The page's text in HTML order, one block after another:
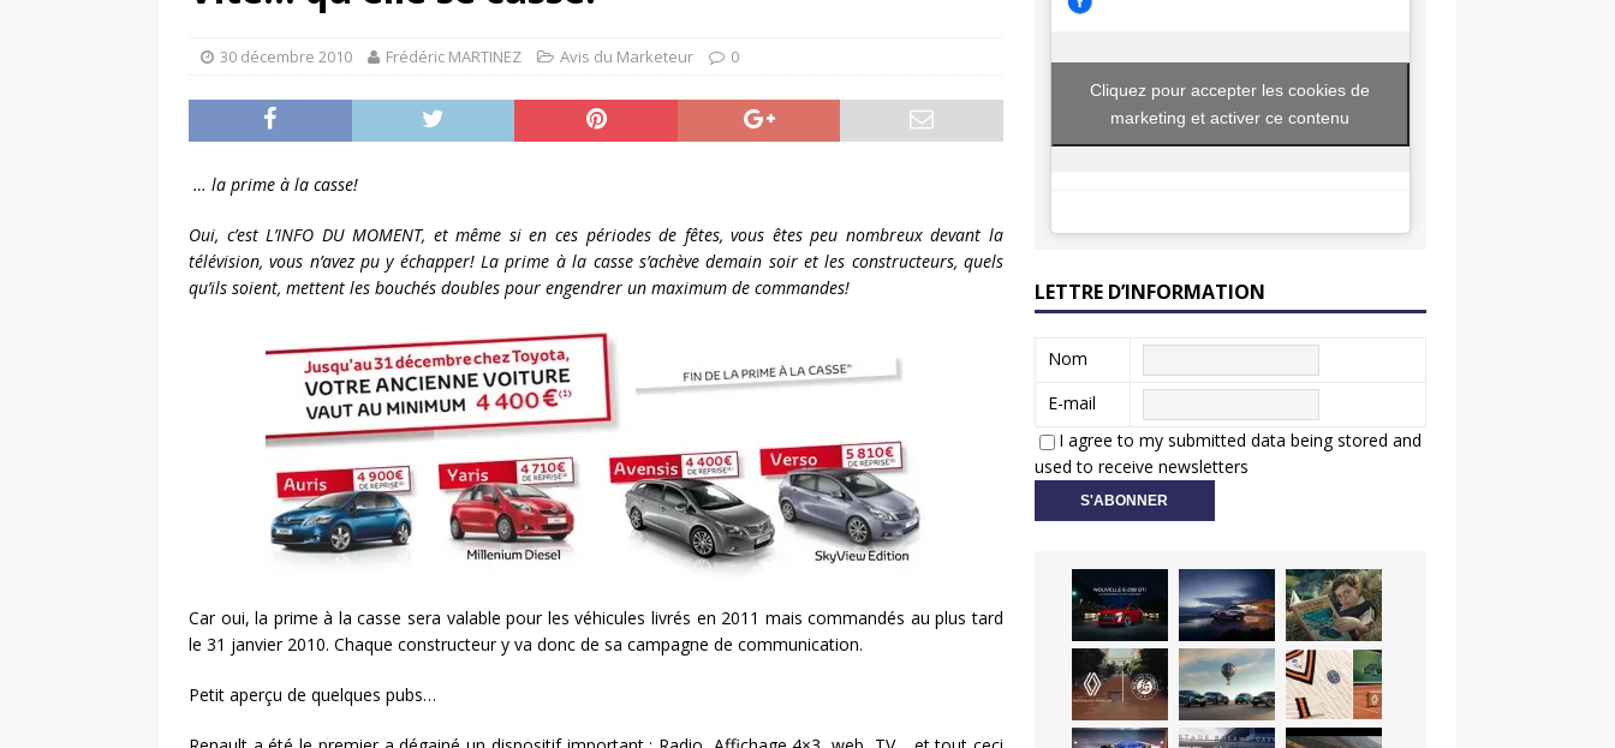
[ 13 septembre 2025 ] DS N°8 : Oui, les français vont parfois trop loin.
30 décembre 2010 Frédéric MARTINEZ Avis du Marketeur 0
… la prime à la casse!
Oui, c’est L’INFO DU MOMENT, et même si en ces périodes de fêtes, vous êtes peu nombreux devant la
télévision, vous n’avez pu y échapper! La prime à la casse s’achève demain soir et les constructeurs, quels
qu’ils soient, mettent les bouchés doubles pour engendrer un maximum de commandes!
Car oui, la prime à la casse sera valable pour les véhicules livrés en 2011 mais commandés au plus tard
le 31 janvier 2010. Chaque constructeur y va donc de sa campagne de communication.
Petit aperçu de quelques pubs…
Cliquez pour accepter les cookies de
marketing et activer ce contenu
LETTRE D’INFORMATION
Nom
E-mail
I agree to my submitted data being stored and
used to receive newsletters